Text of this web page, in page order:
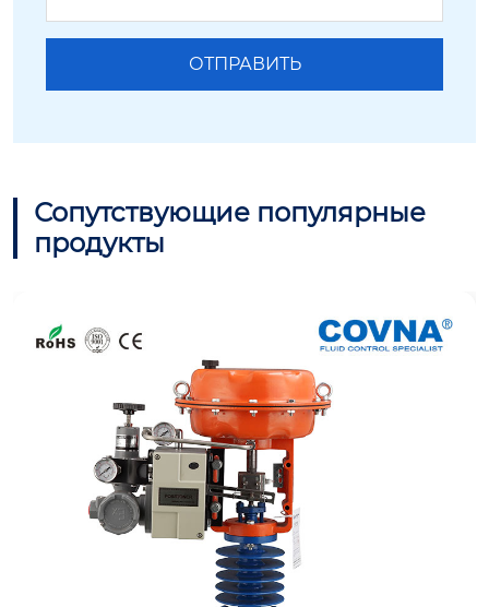
Сопутствующие популярные
продукты